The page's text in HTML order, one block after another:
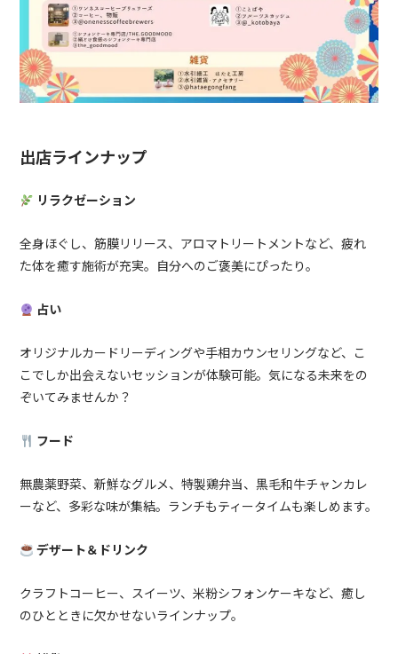
出店ラインナップ
リラクゼーション
全身ほぐし、筋膜リリース、アロマトリートメントなど、疲れ
た体を癒す施術が充実。自分へのご褒美にぴったり。
占い
オリジナルカードリーディングや手相カウンセリングなど、こ
こでしか出会えないセッションが体験可能。気になる未来をの
ぞいてみませんか？
フード
無農薬野菜、新鮮なグルメ、特製鶏弁当、黒毛和牛チャンカレ
ーなど、多彩な味が集結。ランチもティータイムも楽しめます。
デザート＆ドリンク
クラフトコーヒー、スイーツ、米粉シフォンケーキなど、癒し
のひとときに欠かせないラインナップ。